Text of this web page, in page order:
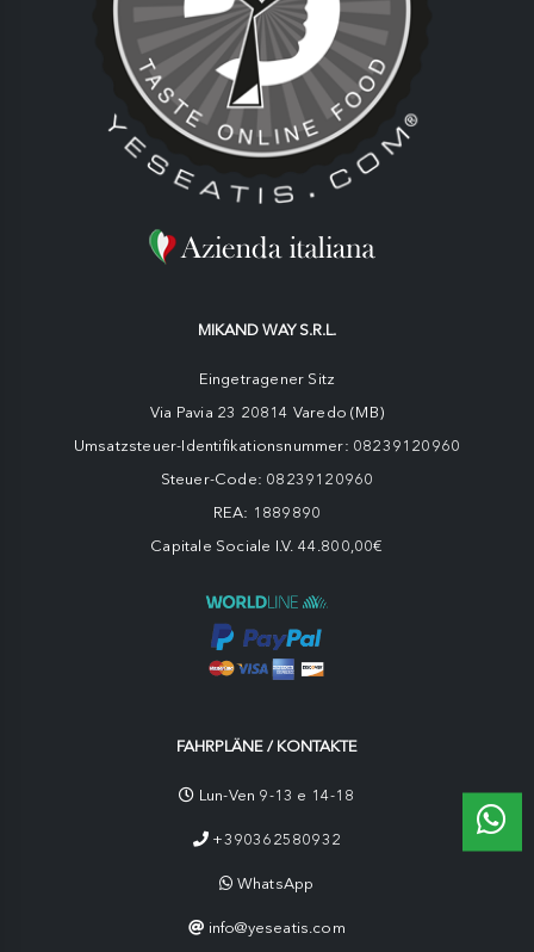
MIKAND WAY S.R.L.
Eingetragener Sitz
Via Pavia 23 20814 Varedo (MB)
Umsatzsteuer-Identifikationsnummer: 08239120960
Steuer-Code: 08239120960
REA: 1889890
Capitale Sociale I.V. 44.800,00€
FAHRPLÄNE / KONTAKTE
Lun-Ven 9-13 e 14-18
+390362580932
WhatsApp
info@yeseatis.com